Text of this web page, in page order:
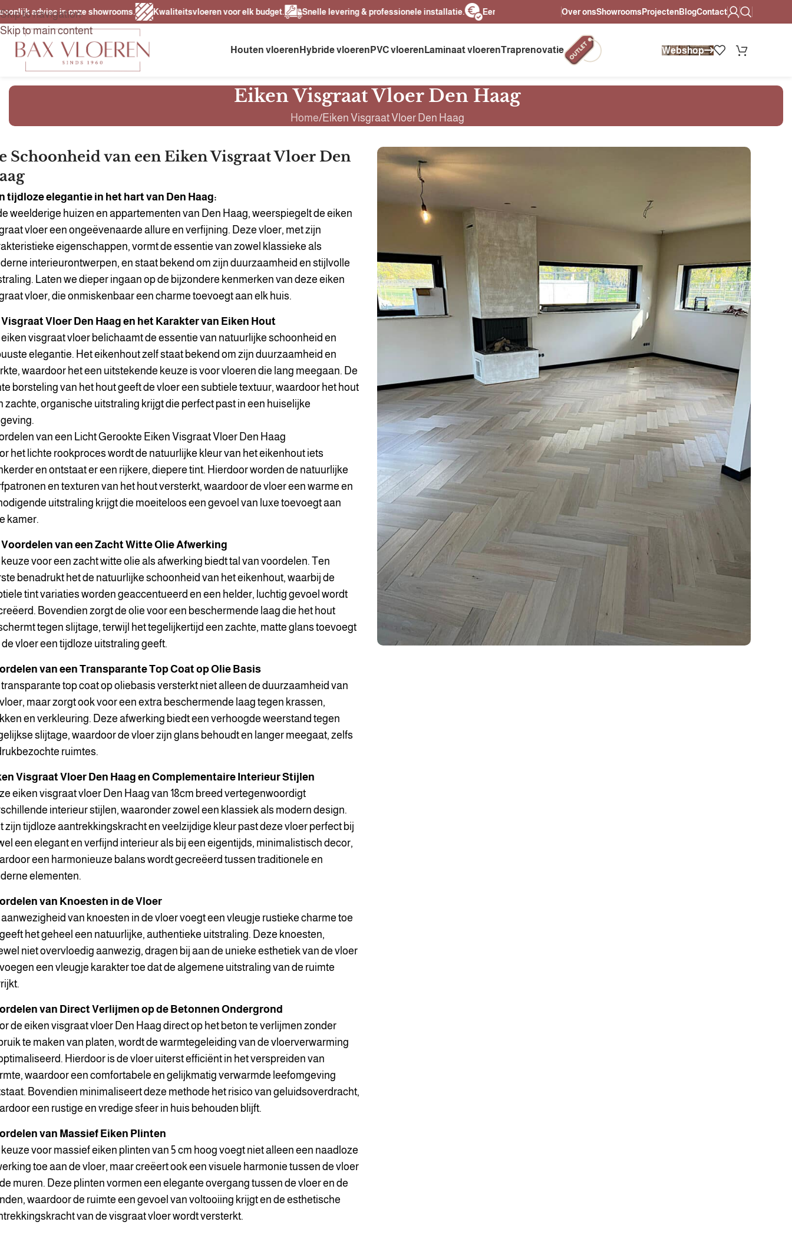
Skip to navigation
Skip to main content
advies in onze showrooms. Kwaliteitsvloeren voor elk budget. Snelle levering & professionele installatie. Eerlijke prijzen, heldere afspraken. Altijd persoonlijk advies in onze showrooms.
Over onsShowroomsProjectenBlogContact
Houten vloeren Hybride vloeren PVC vloeren Laminaat vloerenTraprenovatie Webshop
Eiken Visgraat Vloer Den Haag
Home Eiken Visgraat Vloer Den Haag
Schoonheid van een Eiken Visgraat Vloer Den
tijdloze elegantie in het hart van Den Haag:
weelderige huizen en appartementen van Den Haag, weerspiegelt de eiken
vloer een ongeëvenaarde allure en verfijning. Deze vloer, met zijn
eigenschappen, vormt de essentie van zowel klassieke als
interieurontwerpen, en staat bekend om zijn duurzaamheid en stijlvolle
Laten we dieper ingaan op de bijzondere kenmerken van deze eiken
vloer, die onmiskenbaar een charme toevoegt aan elk huis.
Visgraat Vloer Den Haag en het Karakter van Eiken Hout
visgraat vloer belichaamt de essentie van natuurlijke schoonheid en
elegantie. Het eikenhout zelf staat bekend om zijn duurzaamheid en
waardoor het een uitstekende keuze is voor vloeren die lang meegaan. De
borsteling van het hout geeft de vloer een subtiele textuur, waardoor het hout
zachte, organische uitstraling krijgt die perfect past in een huiselijke
van een Licht Gerookte Eiken Visgraat Vloer Den Haag
het lichte rookproces wordt de natuurlijke kleur van het eikenhout iets
en ontstaat er een rijkere, diepere tint. Hierdoor worden de natuurlijke
en texturen van het hout versterkt, waardoor de vloer een warme en
uitstraling krijgt die moeiteloos een gevoel van luxe toevoegt aan
kamer.
Voordelen van een Zacht Witte Olie Afwerking
voor een zacht witte olie als afwerking biedt tal van voordelen. Ten
benadrukt het de natuurlijke schoonheid van het eikenhout, waarbij de
tint variaties worden geaccentueerd en een helder, luchtig gevoel wordt
Bovendien zorgt de olie voor een beschermende laag die het hout
tegen slijtage, terwijl het tegelijkertijd een zachte, matte glans toevoegt
vloer een tijdloze uitstraling geeft.
van een Transparante Top Coat op Olie Basis
top coat op oliebasis versterkt niet alleen de duurzaamheid van
maar zorgt ook voor een extra beschermende laag tegen krassen,
en verkleuring. Deze afwerking biedt een verhoogde weerstand tegen
slijtage, waardoor de vloer zijn glans behoudt en langer meegaat, zelfs
ruimtes.
Visgraat Vloer Den Haag en Complementaire Interieur Stijlen
eiken visgraat vloer Den Haag van 18cm breed vertegenwoordigt
interieur stijlen, waaronder zowel een klassiek als modern design.
zijn tijdloze aantrekkingskracht en veelzijdige kleur past deze vloer perfect bij
een elegant en verfijnd interieur als bij een eigentijds, minimalistisch decor,
een harmonieuze balans wordt gecreëerd tussen traditionele en
elementen.
van Knoesten in de Vloer
van knoesten in de vloer voegt een vleugje rustieke charme toe
het geheel een natuurlijke, authentieke uitstraling. Deze knoesten,
niet overvloedig aanwezig, dragen bij aan de unieke esthetiek van de vloer
een vleugje karakter toe dat de algemene uitstraling van de ruimte
van Direct Verlijmen op de Betonnen Ondergrond
de eiken visgraat vloer Den Haag direct op het beton te verlijmen zonder
te maken van platen, wordt de warmtegeleiding van de vloerverwarming
Hierdoor is de vloer uiterst efficiënt in het verspreiden van
waardoor een comfortabele en gelijkmatig verwarmde leefomgeving
Bovendien minimaliseert deze methode het risico van geluidsoverdracht,
een rustige en vredige sfeer in huis behouden blijft.
van Massief Eiken Plinten
voor massief eiken plinten van 5 cm hoog voegt niet alleen een naadloze
toe aan de vloer, maar creëert ook een visuele harmonie tussen de vloer
muren. Deze plinten vormen een elegante overgang tussen de vloer en de
waardoor de ruimte een gevoel van voltooiing krijgt en de esthetische
van de visgraat vloer wordt versterkt.